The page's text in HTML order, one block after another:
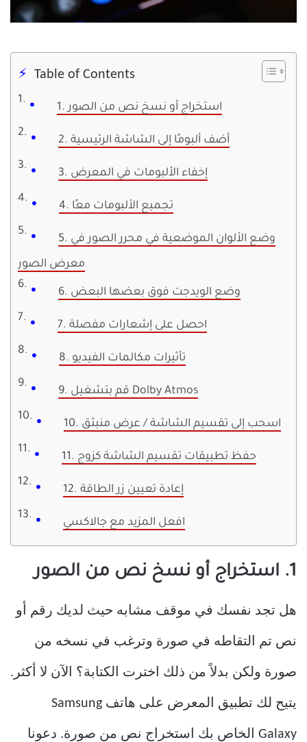
Table of Contents
1. استخراج أو نسخ نص من الصور
2. أضف ألبومًا إلى الشاشة الرئيسية
3. إخفاء الألبومات في المعرض
4. تجميع الألبومات معًا
5. وضع الألوان الموضعية في محرر الصور في
معرض الصور
6. وضع الويدجت فوق بعضها البعض
7. احصل على إشعارات مفصلة
8. تأثيرات مكالمات الفيديو
9. قم بتشغيل Dolby Atmos
10. اسحب إلى تقسيم الشاشة / عرض منبثق
11. حفظ تطبيقات تقسيم الشاشة كزوج
12. إعادة تعيين زر الطاقة
افعل المزيد مع جالاكسي
1. استخراج أو نسخ نص من الصور
هل تجد نفسك في موقف مشابه حيث لديك رقم أو
نص تم التقاطه في صورة وترغب في نسخه من
صورة ولكن بدلاً من ذلك اخترت الكتابة؟ الآن لا أكثر.
يتيح لك تطبيق المعرض على هاتف Samsung
Galaxy الخاص بك استخراج نص من صورة. دعونا